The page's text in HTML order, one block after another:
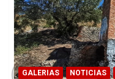
GALERIAS NOTICIAS